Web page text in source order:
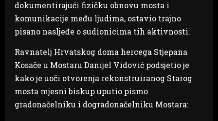
dokumentirajući fizičku obnovu mosta i
komunikacije među ljudima, ostavio trajno
pisano nasljeđe o sudionicima tih aktivnosti.
Ravnatelj Hrvatskog doma hercega Stjepana
Kosače u Mostaru Danijel Vidović podsjetio je
kako je uoči otvorenja rekonstruiranog Starog
mosta mjesni biskup uputio pismo
gradonačelniku i dogradonačelniku Mostara: